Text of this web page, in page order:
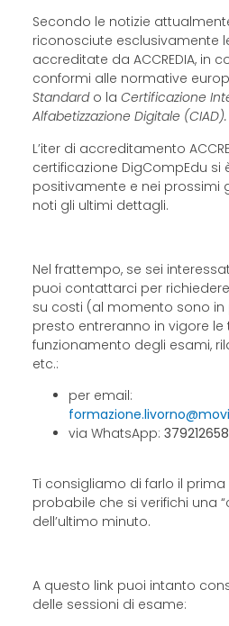
Secondo le notizie
riconosciute esclusivamente
accreditate da ACCREDIA, in
conformi alle normative
Standardo la Certificazione
Alfabetizzazione Digitale (CIAD).
L’iter di accreditamento
certificazione DigCompEdu si
positivamente e nei prossimi
noti gli ultimi dettagli.
Nel frattempo, se sei
puoi contattarci per
su costi (al momento sono in
presto entreranno in vigore le
funzionamento degli esami,
etc.:
per email:
via WhatsApp:
Ti consigliamo di farlo il
probabile che si verifichi una
dell’ultimo minuto.
A questo link puoi intanto
delle sessioni di esame: